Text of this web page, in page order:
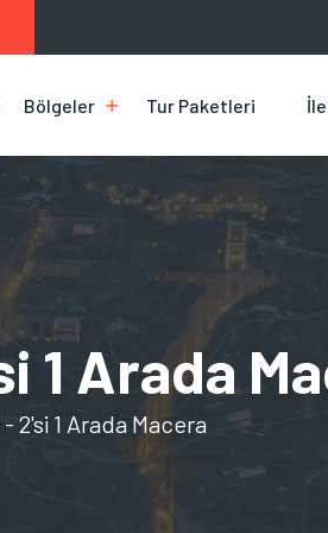
Bölgeler Tur Paketleri
1 Arada
2'si 1 Arada Macera